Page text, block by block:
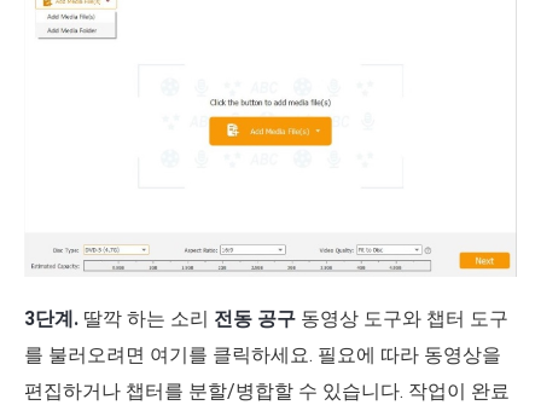
3단계. 딸깍 하는 소리 전동 공구 동영상 도구와 챕터 도구
를 불러오려면 여기를 클릭하세요. 필요에 따라 동영상을
편집하거나 챕터를 분할/병합할 수 있습니다. 작업이 완료